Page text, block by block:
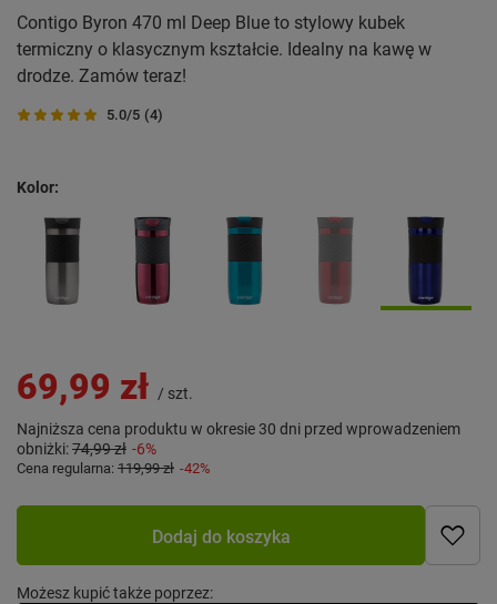
Contigo Byron 470 ml Deep Blue to stylowy kubek
termiczny o klasycznym kształcie. Idealny na kawę w
drodze. Zamów teraz!
5.0/5 (4)
Kolor
69,99 zł / szt.
Najniższa cena produktu w okresie 30 dni przed wprowadzeniem
obniżki:74,99 zł -6%
Cena regularna: 119,99 zł -42%
Dodaj do koszyka
Możesz kupić także poprzez: